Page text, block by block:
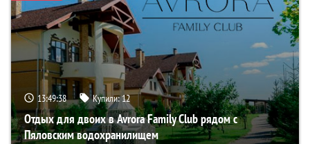
13:49:37 Купили:12
Отдых для двоих в Avrora Family Club рядом с
Пяловским водохранилищем